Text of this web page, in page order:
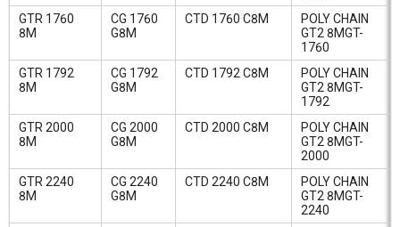
GTR 1760
8M
CG 1760
G8M
CTD 1760 C8M
POLY CHAIN
GT2 8MGT-
1760
GTR 1792
8M
CG 1792
G8M
CTD 1792 C8M
POLY CHAIN
GT2 8MGT-
1792
GTR 2000
8M
CG 2000
G8M
CTD 2000 C8M
POLY CHAIN
GT2 8MGT-
2000
GTR 2240
8M
CG 2240
G8M
CTD 2240 C8M
POLY CHAIN
GT2 8MGT-
2240